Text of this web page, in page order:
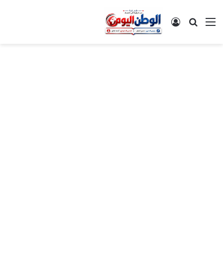
القائمةبحث عن تسجيل الدخول